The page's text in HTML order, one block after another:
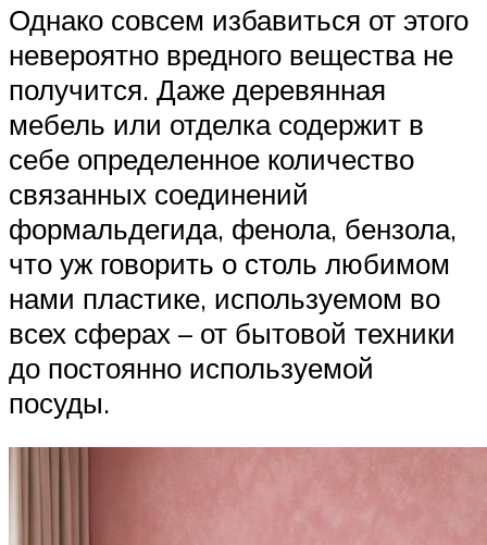
Однако совсем избавиться от этого
невероятно вредного вещества не
получится. Даже деревянная
мебель или отделка содержит в
себе определенное количество
связанных соединений
формальдегида, фенола, бензола,
что уж говорить о столь любимом
нами пластике, используемом во
всех сферах – от бытовой техники
до постоянно используемой
посуды.